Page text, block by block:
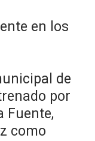
en los
de
por
Fuente,
como